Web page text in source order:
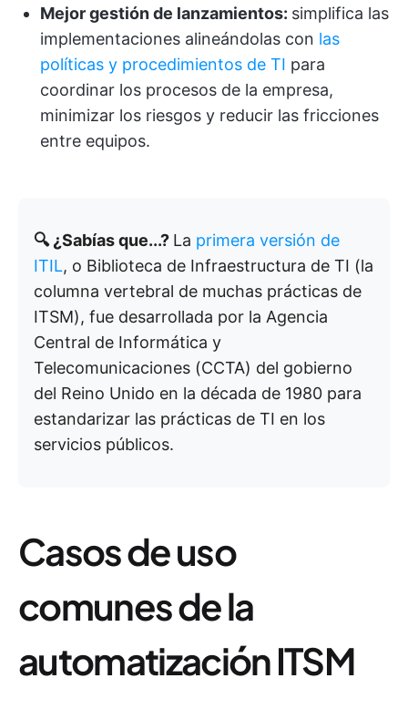
Mejor gestión de lanzamientos: simplifica las
implementaciones alineándolas con las
políticas y procedimientos de TI para
coordinar los procesos de la empresa,
minimizar los riesgos y reducir las fricciones
entre equipos.
🔍 ¿Sabías que...? La primera versión de
ITIL, o Biblioteca de Infraestructura de TI (la
columna vertebral de muchas prácticas de
ITSM), fue desarrollada por la Agencia
Central de Informática y
Telecomunicaciones (CCTA) del gobierno
del Reino Unido en la década de 1980 para
estandarizar las prácticas de TI en los
servicios públicos.
Casos de uso
comunes de la
automatización ITSM